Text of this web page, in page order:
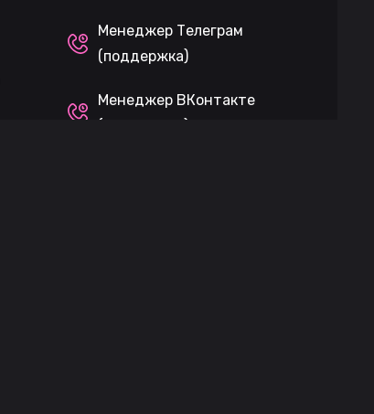
Менеджер Телеграм
(поддержка)
Менеджер ВКонтакте